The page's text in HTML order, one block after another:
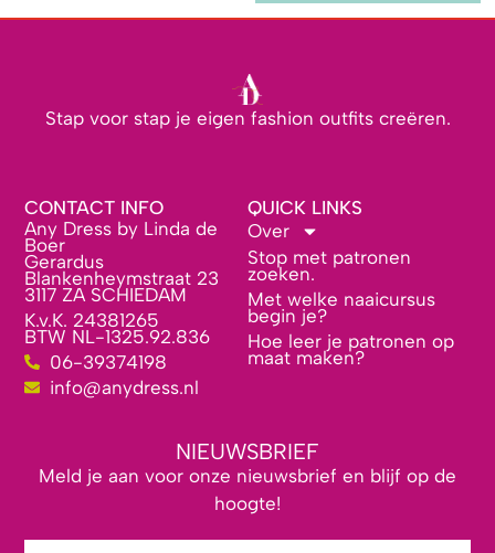
Stap voor stap je eigen fashion outfits creëren.
CONTACT INFO
Any Dress by Linda de
Boer
Gerardus
Blankenheymstraat 23
3117 ZA SCHIEDAM
K.v.K. 24381265
BTW NL-1325.92.836
06-39374198
info@anydress.nl
QUICK LINKS
Over
Stop met patronen
zoeken.
Met welke naaicursus
begin je?
Hoe leer je patronen op
maat maken?
NIEUWSBRIEF
Meld je aan voor onze nieuwsbrief en blijf op de
hoogte!